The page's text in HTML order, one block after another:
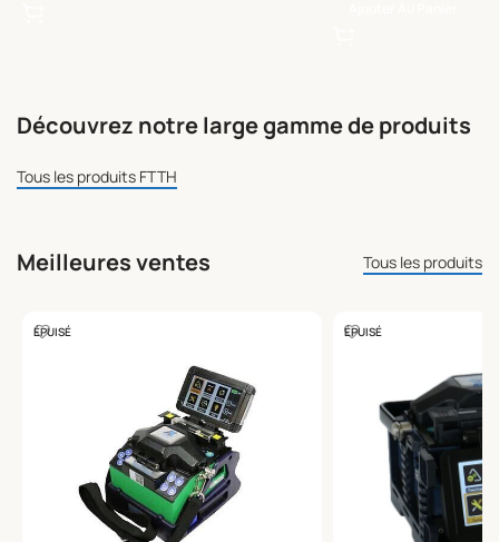
Découvrez notre large gamme de produits
Tous les produits FTTH
Meilleures ventes Tous les produits
ÉPUISÉ ÉPUISÉ